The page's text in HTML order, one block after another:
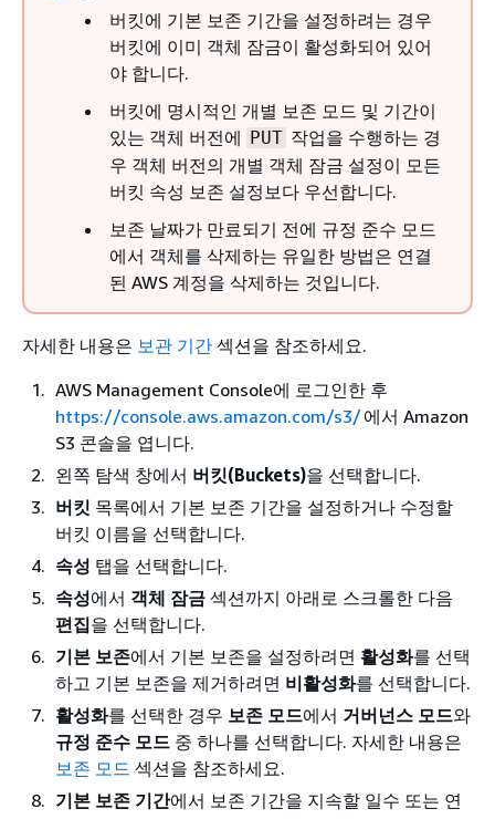
버킷에 기본 보존 기간을 설정하려는 경우
버킷에 이미 객체 잠금이 활성화되어 있어
야 합니다.
버킷에 명시적인 개별 보존 모드 및 기간이
있는 객체 버전에 PUT 작업을 수행하는 경
우 객체 버전의 개별 객체 잠금 설정이 모든
버킷 속성 보존 설정보다 우선합니다.
보존 날짜가 만료되기 전에 규정 준수 모드
에서 객체를 삭제하는 유일한 방법은 연결
된 AWS 계정을 삭제하는 것입니다.
자세한 내용은 보관 기간 섹션을 참조하세요.
AWS Management Console에 로그인한 후
https://console.aws.amazon.com/s3/에서 Amazon
S3 콘솔을 엽니다.
왼쪽 탐색 창에서 버킷(Buckets)을 선택합니다.
버킷 목록에서 기본 보존 기간을 설정하거나 수정할
버킷 이름을 선택합니다.
속성 탭을 선택합니다.
속성에서 객체 잠금 섹션까지 아래로 스크롤한 다음
편집을 선택합니다.
기본 보존에서 기본 보존을 설정하려면 활성화를 선택
하고 기본 보존을 제거하려면 비활성화를 선택합니다.
활성화를 선택한 경우 보존 모드에서 거버넌스 모드와
규정 준수 모드 중 하나를 선택합니다. 자세한 내용은
보존 모드 섹션을 참조하세요.
기본 보존 기간에서 보존 기간을 지속할 일수 또는 연